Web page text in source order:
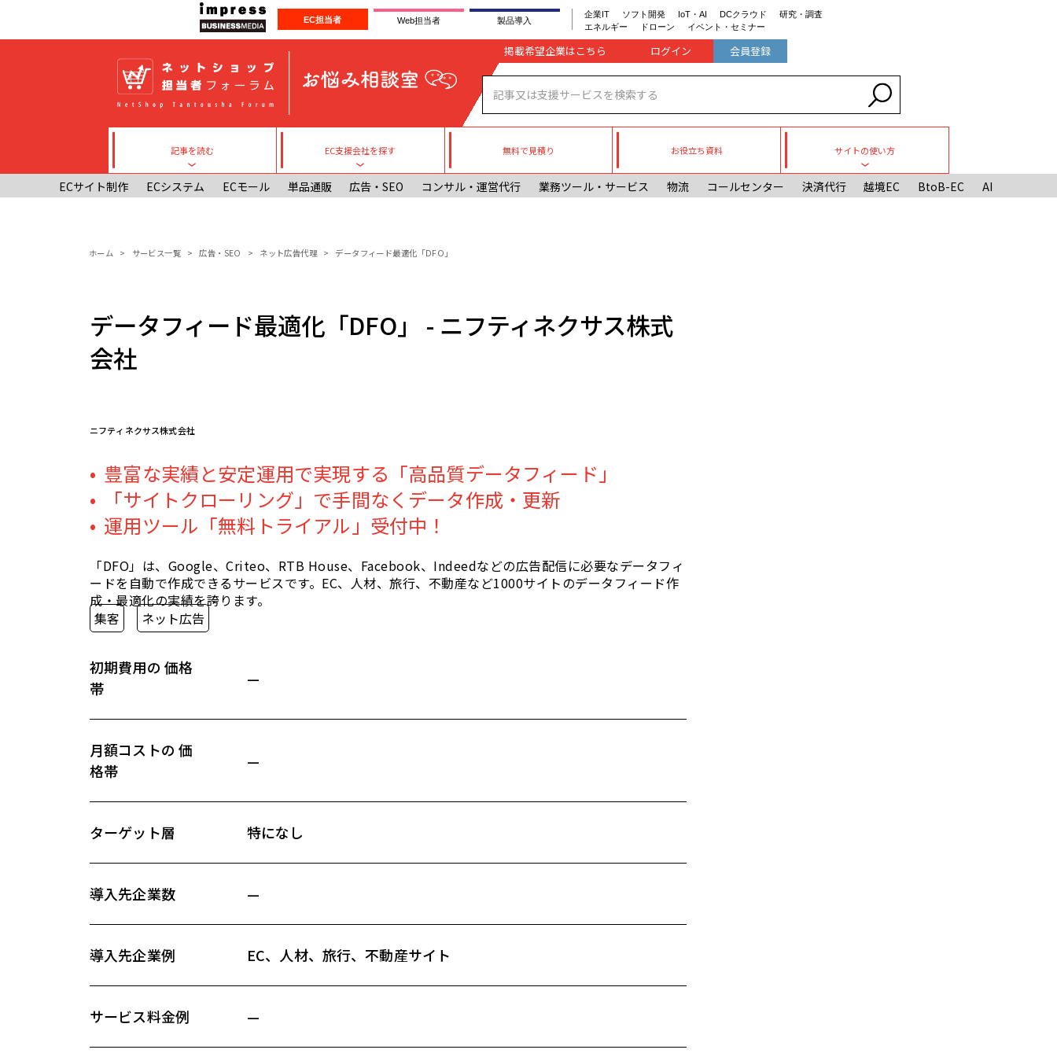
EC担当者 Web担当者 製品導入
企業IT ソフト開発 IoT・AI DCクラウド
研究・調査
エネルギー
ドローン イベント・セミナー
Company register
掲載希望企業はこちら 会員登録
記事を読む
Toggle submenu
EC支援会社を探す
Toggle submenu
無料で見積り お役立ち資料
サイトの使い方
Toggle submenu
ECサイト制作 ECシステム ECモール 単品通販 広告・SEO コンサル・運営代行 業務ツール・サービス 物流 コールセンター 決済代行 越境EC BtoB-EC AI
パンくず
ホーム サービス一覧 広告・SEO ネット広告代理 データフィード最適化「DFO」
データフィード最適化「DFO」 - ニフティネクサス株式
会社
ニフティネクサス株式会社
豊富な実績と安定運用で実現する「高品質データフィード」
「サイトクローリング」で手間なくデータ作成・更新
運用ツール「無料トライアル」受付中！
「DFO」は、Google、Criteo、RTB House、Facebook、Indeedなどの広告配信に必要なデータフィ
ードを自動で作成できるサービスです。EC、人材、旅行、不動産など1000サイトのデータフィード作
成・最適化の実績を誇ります。
集客
ネット広告
初期費用の 価格
帯
—
月額コストの 価
格帯
—
ターゲット層 特になし
導入先企業数 —
導入先企業例 EC、人材、旅行、不動産サイト
サービス料金例 —